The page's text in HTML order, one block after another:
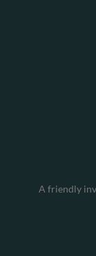
A friendly